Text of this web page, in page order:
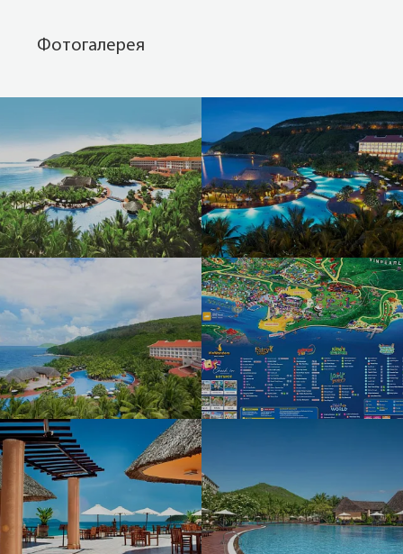
Фотогалерея